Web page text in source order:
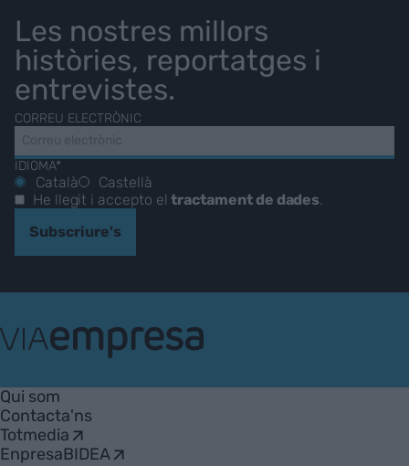
Les nostres millors
històries, reportatges i
entrevistes.
CORREU ELECTRÒNIC
IDIOMA*
Català
Castellà
He llegit i accepto eltractament de dades.
Subscriure's
Empresa
Qui som
Contacta'ns
Totmedia
EnpresaBIDEA